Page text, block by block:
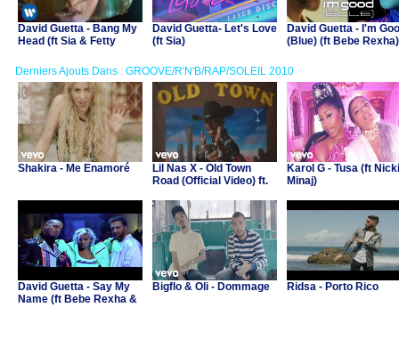
David Guetta - Bang My
Head (ft Sia & Fetty
David Guetta- Let's Love
(ft Sia)
David Guetta - I'm
(Blue) (ft Bebe Rexha)
Derniers Ajouts Dans : GROOVE/R'N'B/RAP/SOLEIL 2010
Shakira - Me Enamoré
Lil Nas X - Old Town
Road (Official Video) ft.
Karol G - Tusa (ft Nicki
Minaj)
David Guetta - Say My
Name (ft Bebe Rexha &
Bigflo & Oli - Dommage Ridsa - Porto Rico